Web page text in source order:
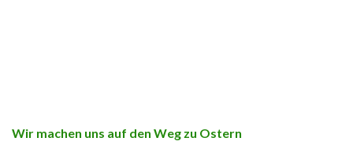
Wir machen uns auf den Weg zu Ostern